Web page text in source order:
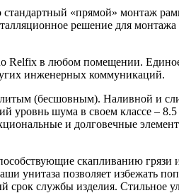
«прямой» монтаж
решение для
Relfix в любом помещении.
инженерных коммуникаций.
(бесшовным). Наливной и
уровнь шума в своем классе –
и долговечные
скапливанию
унитаза позволяет избежать
срок службы изделия. Стильное